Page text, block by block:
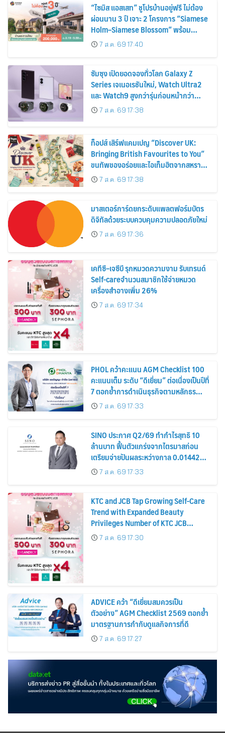
“ไซมิส แอสเสท” ชูโปรบ้านอยู่ฟรี ไม่ต้อง
ผ่อนนาน 3 ปี เจาะ 2 โครงการ “Siamese
Holm–Siamese Blossom” พร้อม
ส่วนลดและสิทธิพิเศษถึง 31 สิงหาคม
2569
7 ส.ค. 69 17:40
ซัมซุง เปิดยอดจองทั่วโลก Galaxy Z
Series เจเนอเรชันใหม่, Watch Ultra2
และ Watch9 สูงกว่ารุ่นก่อนหน้ากว่า
30%7 ส.ค. 69 17:38
ท็อปส์ เสิร์ฟแคมเปญ “Discover UK:
Bringing British Favourites to You”
ขนทัพของอร่อยและไอเท็มฮิตจากสหราช
อาณาจักร ส่งตรงถึงมือตั้งแต่วันนี้ – 18
สิงหาคมนี้
7 ส.ค. 69 17:38
มาสเตอร์การ์ดยกระดับแพลตฟอร์มบัตร
ดิจิทัลด้วยระบบควบคุมความปลอดภัยใหม่
7 ส.ค. 69 17:36
เคทีซี–เจซีบี รุกหมวดความงาม รับเทรนด์
Self-careจำนวนสมาชิกใช้จ่ายหมวด
เครื่องสำอางเพิ่ม 26%
7 ส.ค. 69 17:34
PHOL คว้าคะแนน AGM Checklist 100
คะแนนเต็ม ระดับ “ดีเยี่ยม” ต่อเนื่องเป็นปีที่
7 ตอกย้ำการดำเนินธุรกิจตามหลักธร
รมาภิบาล โปร่งใส สร้างความเชื่อมั่นผู้ถือ
หุ้น
7 ส.ค. 69 17:33
SINO ประกาศ Q2/69 ทำกำไรสุทธิ 10
ล้านบาท ฟื้นตัวแกร่งจากไตรมาสก่อน
เตรียมจ่ายปันผลระหว่างกาล 0.014423
บาทต่อหุ้น ครึ่งปีหลังมุ่งเติบโตต่อเนื่อง
7 ส.ค. 69 17:33
KTC and JCB Tap Growing Self-Care
Trend with Expanded Beauty
Privileges Number of KTC JCB
Cardmembers Spending on
Cosmetics Rises 26%
7 ส.ค. 69 17:30
ADVICE คว้า “ดีเยี่ยมสมควรเป็น
ตัวอย่าง” AGM Checklist 2569 ตอกย้ำ
มาตรฐานการกำกับดูแลกิจการที่ดี
7 ส.ค. 69 17:27